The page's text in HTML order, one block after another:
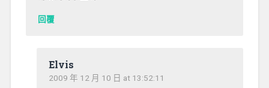
回覆
Elvis
2009 年 12 月 10 日 at 13:52:11